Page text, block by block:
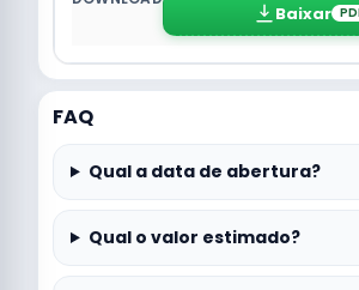
Baixar
FAQ
Qual a data de abertura?
Qual o valor estimado?